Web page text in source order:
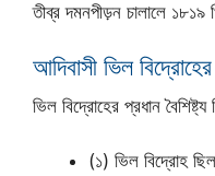
তীব্র দমনপীড়ন চালালে ১৮১৯
আদিবাসী ভিল বিদ্রোহের
ভিল বিদ্রোহের প্রধান
(১) ভিল বিদ্রোহ